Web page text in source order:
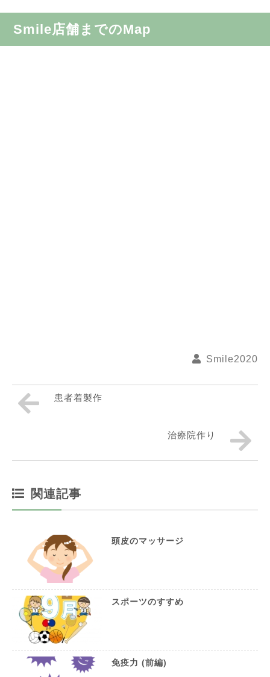
Smile店舗までのMap
Smile2020
患者着製作
治療院作り
関連記事
頭皮のマッサージ
スポーツのすすめ
免疫力 (前編)